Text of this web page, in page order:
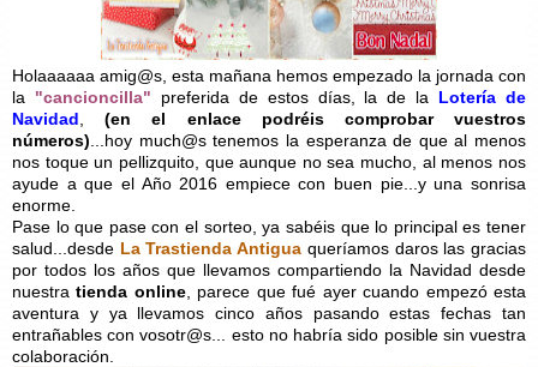
Holaaaaaa amig@s, esta mañana hemos empezado la jornada con
la "cancioncilla" preferida de estos días, la de la Lotería de
Navidad ,(en el enlace podréis comprobar vuestros
números) ...hoy much@s tenemos la esperanza de que al menos
nos toque un pellizquito, que aunque no sea mucho, al menos nos
ayude a que el Año 2016 empiece con buen pie...y una sonrisa
enorme.
Pase lo que pase con el sorteo, ya sabéis que lo principal es tener
salud...desde La Trastienda Antigua queríamos daros las gracias
por todos los años que llevamos compartiendo la Navidad desde
nuestratienda online, parece que fué ayer cuando empezó esta
aventura y ya llevamos cinco años pasando estas fechas tan
entrañables con vosotr@s.
esto no habría sido posible sin vuestra
colaboración.